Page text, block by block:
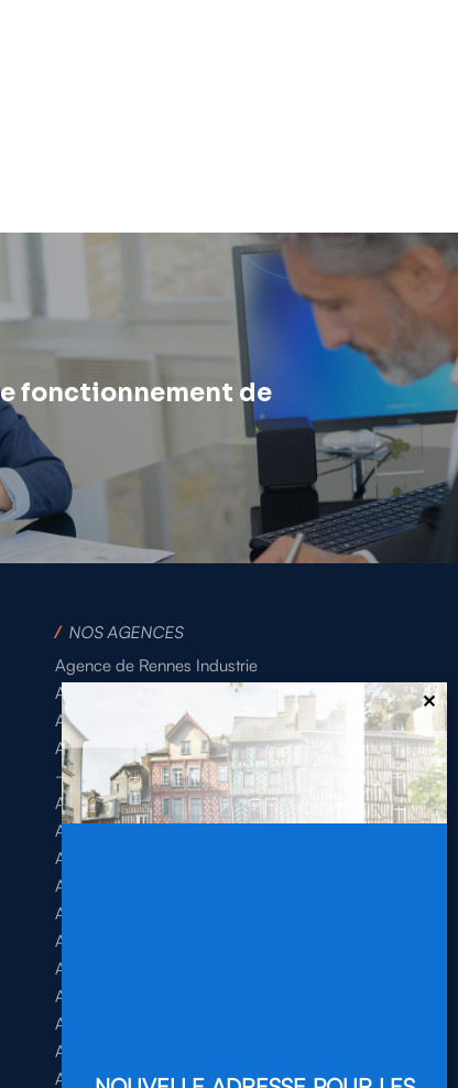
fonctionnement de
/ NOS AGENCES
Agence de Rennes Industrie
Agence de Rennes Généraliste
Agence de Rennes BTP
Agence de Rennes Tertiaire
–
Agence de Brest
Agence de Dinan
Agence de Lamballe
Agence de Landivisiau
Agence de Pontivy
Agence de Quimper
Agence de Quimperlé
Agence de Saint-Brieuc
Agence de Saint-Malo
Agence de Vannes
Agence de Vitré